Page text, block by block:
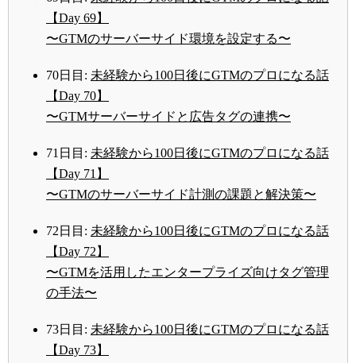
【Day 69】
〜GTMのサーバーサイド環境を設定する〜
70日目: 未経験から100日後にGTMのプロになる話
【Day 70】
〜GTMサーバーサイドと広告タグの連携〜
71日目: 未経験から100日後にGTMのプロになる話
【Day 71】
〜GTMのサーバーサイド計測の課題と解決策〜
72日目: 未経験から100日後にGTMのプロになる話
【Day 72】
〜GTMを活用したエンタープライズ向けタグ管理
の手法〜
73日目: 未経験から100日後にGTMのプロになる話
【Day 73】